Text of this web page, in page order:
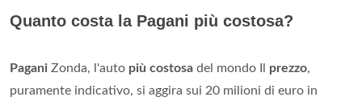
Quanto costa la Pagani più costosa?
Pagani Zonda, l'auto più costosa del mondo Il prezzo,
puramente indicativo, si aggira sui 20 milioni di euro in